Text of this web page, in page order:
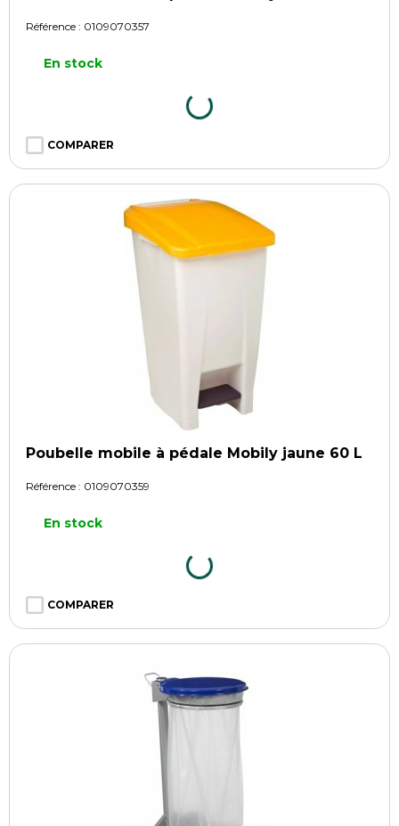
Référence : 0109070357
En stock
COMPARER
Poubelle mobile à pédale Mobily jaune 60 L
Référence : 0109070359
En stock
COMPARER